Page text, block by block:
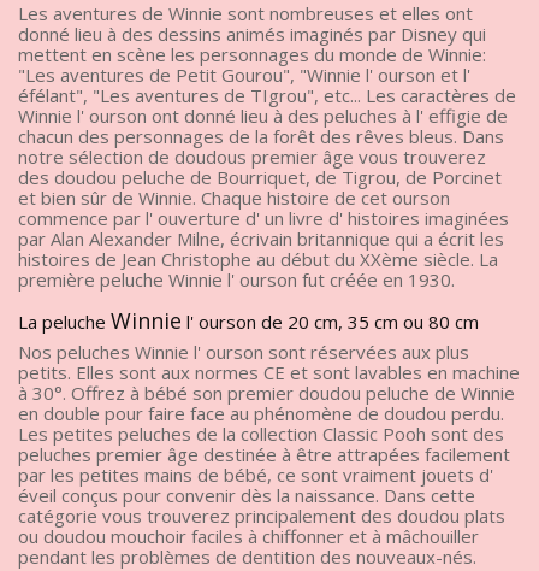
Les aventures de Winnie sont nombreuses et elles ont
donné lieu à des dessins animés imaginés par Disney qui
mettent en scène les personnages du monde de Winnie:
"Les aventures de Petit Gourou", "Winnie l' ourson et l'
éfélant", "Les aventures de TIgrou", etc... Les caractères de
Winnie l' ourson ont donné lieu à des peluches à l' effigie de
chacun des personnages de la forêt des rêves bleus. Dans
notre sélection de doudous premier âge vous trouverez
des doudou peluche de Bourriquet, de Tigrou, de Porcinet
et bien sûr de Winnie. Chaque histoire de cet ourson
commence par l' ouverture d' un livre d' histoires imaginées
par Alan Alexander Milne, écrivain britannique qui a écrit les
histoires de Jean Christophe au début du XXème siècle. La
première peluche Winnie l' ourson fut créée en 1930.
La peluche Winnie l' ourson de 20 cm, 35 cm ou 80 cm
Nos peluches Winnie l' ourson sont réservées aux plus
petits. Elles sont aux normes CE et sont lavables en machine
à 30°. Offrez à bébé son premier doudou peluche de Winnie
en double pour faire face au phénomène de doudou perdu.
Les petites peluches de la collection Classic Pooh sont des
peluches premier âge destinée à être attrapées facilement
par les petites mains de bébé, ce sont vraiment jouets d'
éveil conçus pour convenir dès la naissance. Dans cette
catégorie vous trouverez principalement des doudou plats
ou doudou mouchoir faciles à chiffonner et à mâchouiller
pendant les problèmes de dentition des nouveaux-nés.